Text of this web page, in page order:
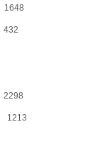
1213